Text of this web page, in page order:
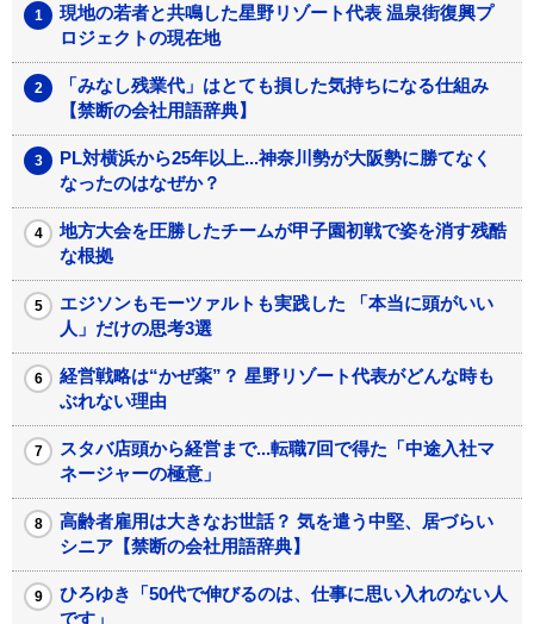
現地の若者と共鳴した星野リゾート代表 温泉街復興プ
ロジェクトの現在地
「みなし残業代」はとても損した気持ちになる仕組み
【禁断の会社用語辞典】
PL対横浜から25年以上...神奈川勢が大阪勢に勝てなく
なったのはなぜか？
地方大会を圧勝したチームが甲子園初戦で姿を消す残酷
な根拠
エジソンもモーツァルトも実践した 「本当に頭がいい
人」だけの思考3選
経営戦略は“かぜ薬”？ 星野リゾート代表がどんな時も
ぶれない理由
スタバ店頭から経営まで...転職7回で得た「中途入社マ
ネージャーの極意」
高齢者雇用は大きなお世話？ 気を遣う中堅、居づらい
シニア【禁断の会社用語辞典】
ひろゆき「50代で伸びるのは、仕事に思い入れのない人
です」